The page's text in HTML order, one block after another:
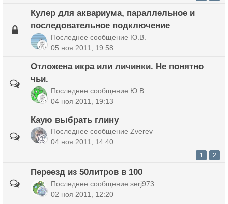
Кулер для аквариума, параллельное и
последовательное подключение
Последнее сообщение Ю.В.
05 ноя 2011, 19:58
Отложена икра или личинки. Не понятно
чьи.
Последнее сообщение Ю.В.
04 ноя 2011, 19:13
Каую выбрать глину
Последнее сообщение Zverev
04 ноя 2011, 14:40
1 2
Переезд из 50литров в 100
Последнее сообщение serj973
02 ноя 2011, 12:20